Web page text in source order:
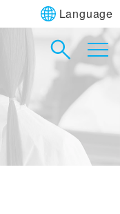
黒
Language